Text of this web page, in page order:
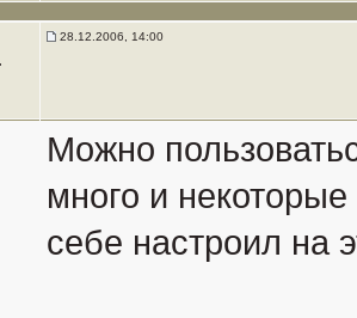
28.12.2006, 14:00
Можно
много и
себе настроил на